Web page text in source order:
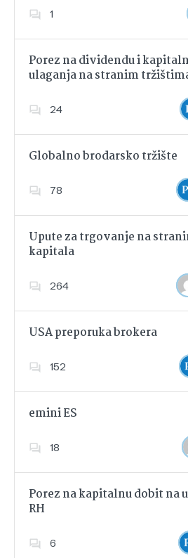
1
Porez na dividendu i
ulaganja na stranim
24
Globalno brodarsko tržište
78
Upute za trgovanje na
kapitala
264
USA preporuka brokera
152
emini ES
18
Porez na kapitalnu dobit na
RH
6